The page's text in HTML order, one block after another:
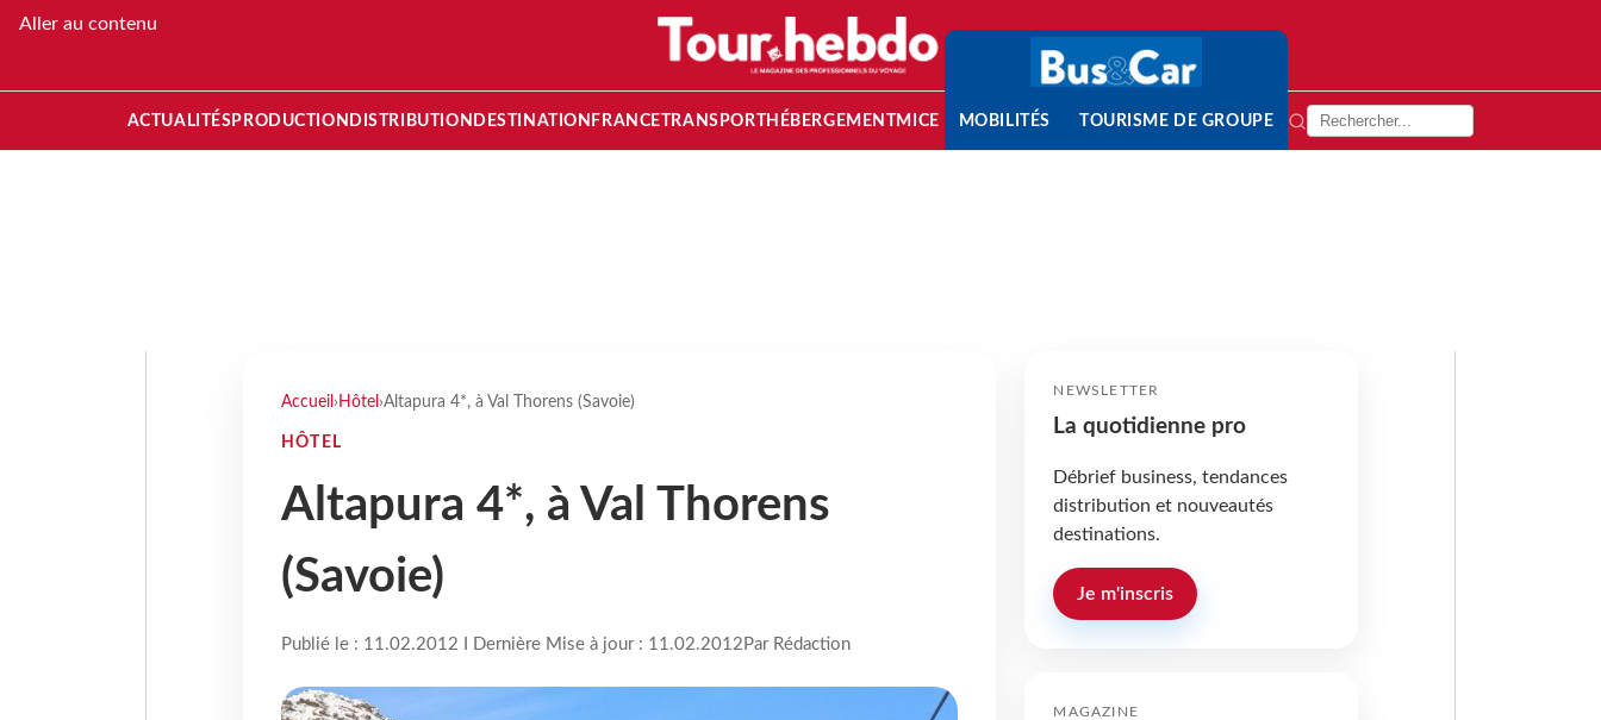
Aller au contenu
ACTUALITÉS PRODUCTION DISTRIBUTION DESTINATION FRANCETRANSPORT HÉBERGEMENTMICE MOBILITÉS TOURISME DE GROUPE
Accueil › Hôtel ›Altapura 4*, à Val Thorens (Savoie)
HÔTEL
Altapura 4*, à Val Thorens
(Savoie)
Publié le : 11.02.2012 I Dernière Mise à jour : 11.02.2012 Par Rédaction
NEWSLETTER
La quotidienne pro
Débrief business, tendances
distribution et nouveautés
destinations.
Je m'inscris
MAGAZINE